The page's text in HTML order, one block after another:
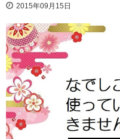
2015年09月15日